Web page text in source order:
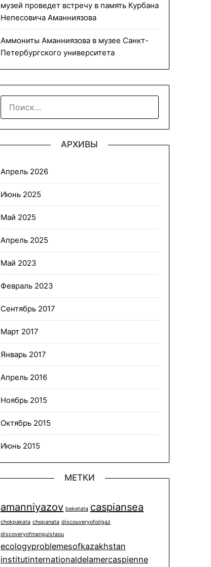
музей проведет встречу в память Курбана
Непесовича Аманниязова
Аммониты Аманниязова в музее Санкт-
Петербургского университета
АРХИВЫ
Апрель 2026
Июнь 2025
Май 2025
Апрель 2025
Май 2023
Февраль 2023
Сентябрь 2017
Март 2017
Январь 2017
Апрель 2016
Ноябрь 2015
Октябрь 2015
Июнь 2015
МЕТКИ
amanniyazov beketata caspiansea
chokpakata chopanata discouveryofoilgaz
discoveryofmanguistaou
ecologyproblemesofkazakhstan
institutinternationaldelamercaspienne